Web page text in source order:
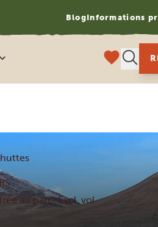
BlogInformations
au parc. Excl. vol